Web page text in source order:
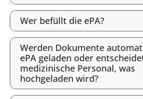
Wer befüllt die ePA?
Werden Dokumente
ePA geladen oder
medizinische Personal, was
hochgeladen wird?